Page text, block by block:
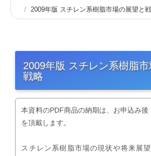
2009年版 スチレン系樹脂市場の展望と
2009年版 スチレン系樹脂
戦略
本資料のPDF商品の納期は、お申込み後
を頂戴します。
スチレン系樹脂市場の現状や将来展